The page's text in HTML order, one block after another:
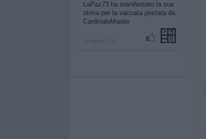
LaPaz73 ha manifestato la sua
stima per la vaccata postata da
CardinaleMaiale